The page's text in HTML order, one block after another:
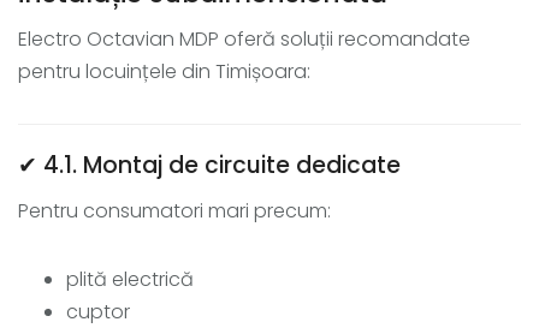
Electro Octavian MDP oferă soluții recomandate
pentru locuințele din Timișoara:
✔ 4.1. Montaj de circuite dedicate
Pentru consumatori mari precum:
plită electrică
cuptor